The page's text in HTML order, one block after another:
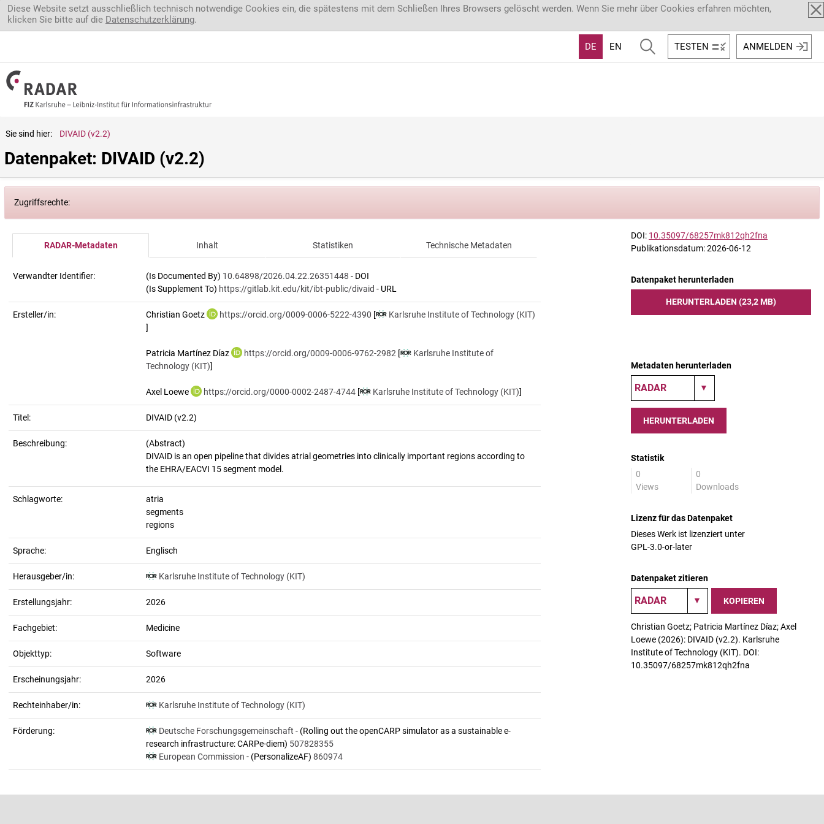
Direkt zum Inhalt
Diese Website setzt ausschließlich technisch notwendige Cookies ein, die spätestens mit dem Schließen Ihres Browsers gelöscht werden. Wenn Sie mehr über Cookies erfahren möchten,
klicken Sie bitte auf die Datenschutzerklärung.
DE EN TESTEN ANMELDEN
Sie sind hier: DIVAID (v2.2)
Datenpaket: DIVAID (v2.2)
Zugriffsrechte:
RADAR-Metadaten Inhalt Statistiken Technische Metadaten
Verwandter Identifier: (Is Documented By) 10.64898/2026.04.22.26351448 - DOI
(Is Supplement To) https://gitlab.kit.edu/kit/ibt-public/divaid - URL
Ersteller/in: Christian Goetz https://orcid.org/0009-0006-5222-4390 [
Karlsruhe Institute of Technology (KIT)
]
Patricia Martínez Díaz https://orcid.org/0009-0006-9762-2982 [
Karlsruhe Institute of
Technology (KIT)]
Axel Loewe https://orcid.org/0000-0002-2487-4744 [ Karlsruhe Institute of Technology (KIT)]
Titel: DIVAID (v2.2)
Beschreibung:
(Abstract)
DIVAID is an open pipeline that divides atrial geometries into clinically important regions according to
Schlagworte:
atria
segments
regions
Sprache: Englisch
Herausgeber/in: Karlsruhe Institute of Technology (KIT)
Erstellungsjahr: 2026
Fachgebiet: Medicine
Objekttyp: Software
Erscheinungsjahr: 2026
Rechteinhaber/in: Karlsruhe Institute of Technology (KIT)
Förderung: Deutsche Forschungsgemeinschaft - (Rolling out the openCARP simulator as a sustainable e-
research infrastructure: CARPe-diem) 507828355
European Commission - (PersonalizeAF) 860974
DOI: 10.35097/68257mk812qh2fna
Publikationsdatum: 2026-06-12
Datenpaket herunterladen
HERUNTERLADEN (23,2 MB)
Metadaten herunterladen
HERUNTERLADEN
Statistik
0
Views
0
Downloads
Lizenz für das Datenpaket
Dieses Werk ist lizenziert unter
GPL-3.0-or-later
Datenpaket zitieren
KOPIEREN
Christian Goetz; Patricia Martínez Díaz; Axel
Loewe (2026): DIVAID (v2.2). Karlsruhe
Institute of Technology (KIT). DOI:
10.35097/68257mk812qh2fna